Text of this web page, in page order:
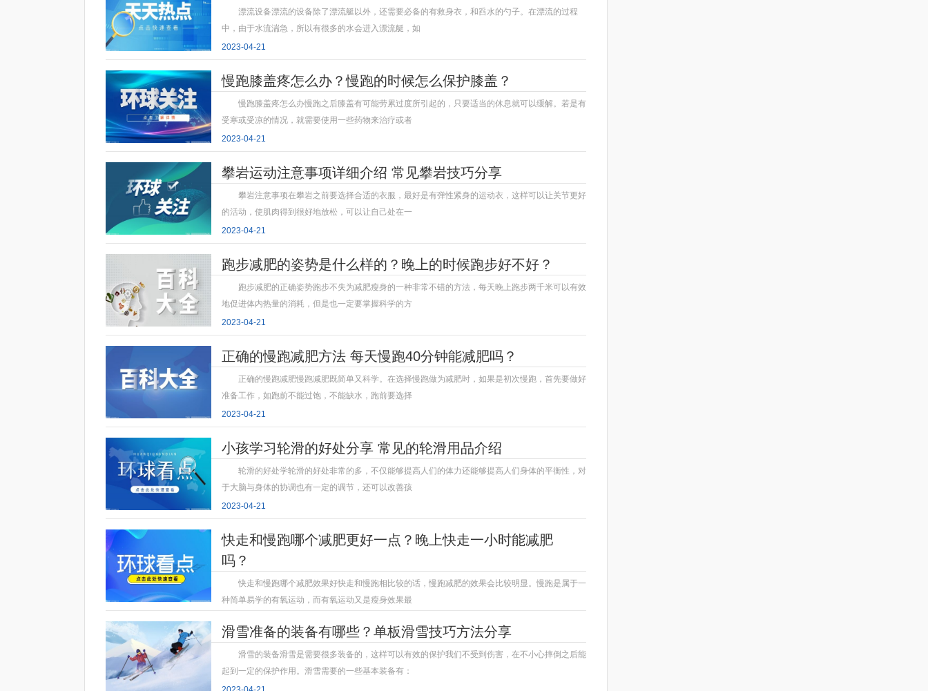
漂流设备漂流的设备除了漂流艇以外，还需要必备的有救身衣，和舀水的勺子。在漂流的过程
中，由于水流湍急，所以有很多的水会进入漂流艇，如
2023-04-21
慢跑膝盖疼怎么办？慢跑的时候怎么保护膝盖？
慢跑膝盖疼怎么办慢跑之后膝盖有可能劳累过度所引起的，只要适当的休息就可以缓解。若是有
受寒或受凉的情况，就需要使用一些药物来治疗或者
2023-04-21
攀岩运动注意事项详细介绍 常见攀岩技巧分享
攀岩注意事项在攀岩之前要选择合适的衣服，最好是有弹性紧身的运动衣，这样可以让关节更好
的活动，使肌肉得到很好地放松，可以让自己处在一
2023-04-21
跑步减肥的姿势是什么样的？晚上的时候跑步好不好？
跑步减肥的正确姿势跑步不失为减肥瘦身的一种非常不错的方法，每天晚上跑步两千米可以有效
地促进体内热量的消耗，但是也一定要掌握科学的方
2023-04-21
正确的慢跑减肥方法 每天慢跑40分钟能减肥吗？
正确的慢跑减肥慢跑减肥既简单又科学。在选择慢跑做为减肥时，如果是初次慢跑，首先要做好
准备工作，如跑前不能过饱，不能缺水，跑前要选择
2023-04-21
小孩学习轮滑的好处分享 常见的轮滑用品介绍
轮滑的好处学轮滑的好处非常的多，不仅能够提高人们的体力还能够提高人们身体的平衡性，对
于大脑与身体的协调也有一定的调节，还可以改善孩
2023-04-21
快走和慢跑哪个减肥更好一点？晚上快走一小时能减肥
吗？
快走和慢跑哪个减肥效果好快走和慢跑相比较的话，慢跑减肥的效果会比较明显。慢跑是属于一
种简单易学的有氧运动，而有氧运动又是瘦身效果最
滑雪准备的装备有哪些？单板滑雪技巧方法分享
滑雪的装备滑雪是需要很多装备的，这样可以有效的保护我们不受到伤害，在不小心摔倒之后能
起到一定的保护作用。滑雪需要的一些基本装备有：